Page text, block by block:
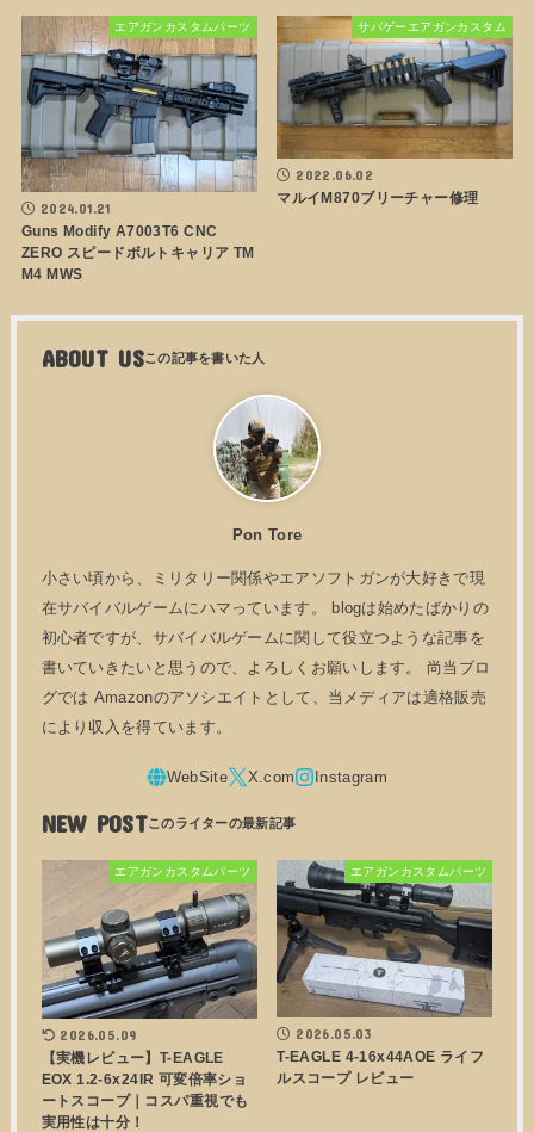
エアガンカスタムパーツ
2024.01.21
Guns Modify A7003T6 CNC
ZERO スピードボルトキャリア TM
M4 MWS
サバゲーエアガンカスタム
2022.06.02
マルイM870ブリーチャー修理
ABOUT US
Pon Tore
小さい頃から、ミリタリー関係やエアソフトガンが大好きで現
在サバイバルゲームにハマっています。 blogは始めたばかりの
初心者ですが、サバイバルゲームに関して役立つような記事を
書いていきたいと思うので、よろしくお願いします。 尚当ブロ
グでは Amazonのアソシエイトとして、当メディアは適格販売
により収入を得ています。
NEW POST
エアガンカスタムパーツ
2026.05.09
【実機レビュー】T-EAGLE
EOX 1.2-6x24IR 可変倍率ショ
ートスコープ｜コスパ重視でも
実用性は十分！
エアガンカスタムパーツ
2026.05.03
T-EAGLE 4-16x44AOE ライフ
ルスコープ レビュー